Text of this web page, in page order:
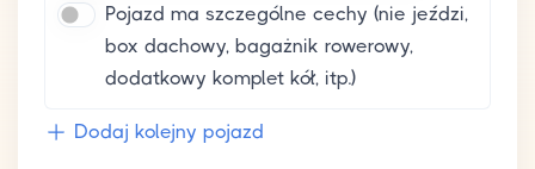
Pojazd ma szczególne cechy (nie jeździ,
box dachowy, bagażnik rowerowy,
dodatkowy komplet kół, itp.)
Dodaj kolejny pojazd